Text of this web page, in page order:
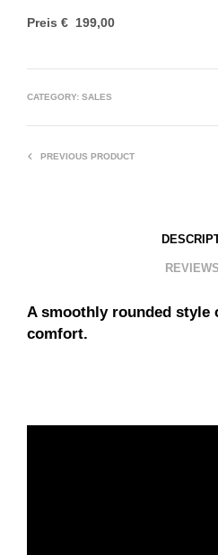
Preis € 199,00
CATEGORY: SALES
PREVIOUS PRODUCT
A smoothly rounded style
comfort.